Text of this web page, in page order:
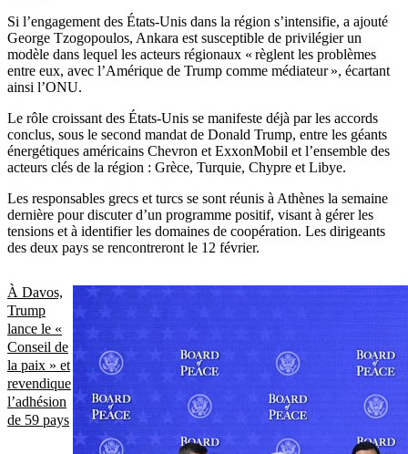
Si l’engagement des États-Unis dans la région s’intensifie, a ajouté
George Tzogopoulos, Ankara est susceptible de privilégier un
modèle dans lequel les acteurs régionaux « règlent les problèmes
entre eux, avec l’Amérique de Trump comme médiateur », écartant
ainsi l’ONU.
Le rôle croissant des États-Unis se manifeste déjà par les accords
conclus, sous le second mandat de Donald Trump, entre les géants
énergétiques américains Chevron et ExxonMobil et l’ensemble des
acteurs clés de la région : Grèce, Turquie, Chypre et Libye.
Les responsables grecs et turcs se sont réunis à Athènes la semaine
dernière pour discuter d’un programme positif, visant à gérer les
tensions et à identifier les domaines de coopération. Les dirigeants
des deux pays se rencontreront le 12 février.
À Davos,
Trump
lance le «
Conseil de
la paix » et
revendique
l’adhésion
de 59 pays